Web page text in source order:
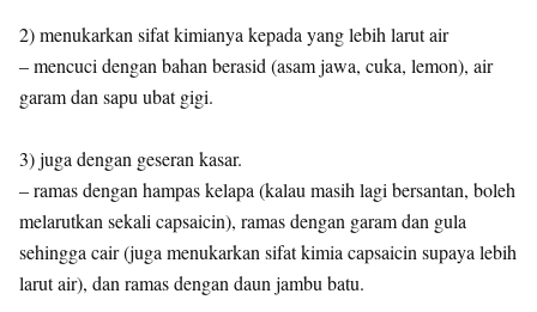
2) menukarkan sifat kimianya kepada yang lebih larut air
– mencuci dengan bahan berasid (asam jawa, cuka, lemon), air
garam dan sapu ubat gigi.
3) juga dengan geseran kasar.
– ramas dengan hampas kelapa (kalau masih lagi bersantan, boleh
melarutkan sekali capsaicin), ramas dengan garam dan gula
sehingga cair (juga menukarkan sifat kimia capsaicin supaya lebih
larut air), dan ramas dengan daun jambu batu.